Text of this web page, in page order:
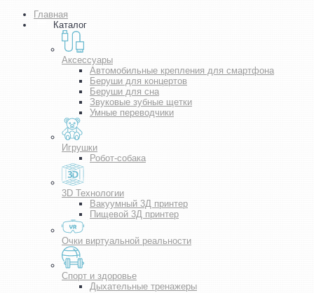
Главная
Каталог
Аксессуары
Автомобильные крепления для смартфона
Беруши для концертов
Беруши для сна
Звуковые зубные щетки
Умные переводчики
Игрушки
Робот-собака
3D Технологии
Вакуумный 3Д принтер
Пищевой 3Д принтер
Очки виртуальной реальности
Спорт и здоровье
Дыхательные тренажеры